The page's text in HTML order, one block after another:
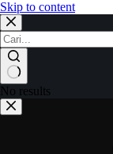
Skip to content
No results